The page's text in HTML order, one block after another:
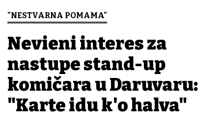
"NESTVARNA POMAMA"
Neviđeni interes za
nastupe stand-up
komičara u Daruvaru:
"Karte idu k'o halva"